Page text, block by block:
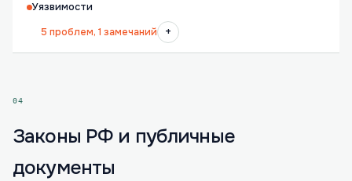
Уязвимости
5 проблем, 1 замечаний
+
04
Законы РФ и публичные
документы